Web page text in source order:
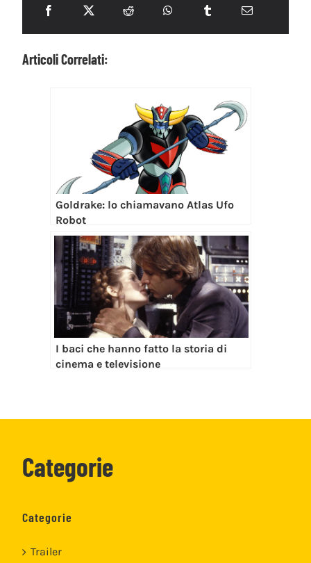
Articoli Correlati:
Goldrake: lo chiamavano Atlas Ufo
Robot
I baci che hanno fatto la storia di
cinema e televisione
Categorie
Categorie
Trailer